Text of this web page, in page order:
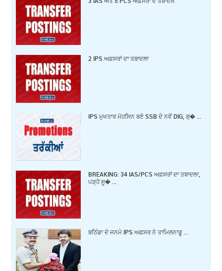
2 IPS ਅਫ਼ਸਰਾਂ ਦਾ ਤਬਾਦਲਾ
IPS ਮੁਖਤਾਰ ਮੋਹਸਿਨ ਬਣੇ SSB ਦੇ ਨਵੇਂ DIG, ਗ੍� ...
BREAKING: 34 IAS/PCS ਅਫ਼ਸਰਾਂ ਦਾ ਤਬਾਦਲਾ,
ਪੜ੍ਹੋ ਸੂ� ...
ਬਠਿੰਡਾ ਦੇ ਜਨਮੇ IPS ਅਫ਼ਸਰ ਨੇ ਤਾਮਿਲਨਾਡੂ ...